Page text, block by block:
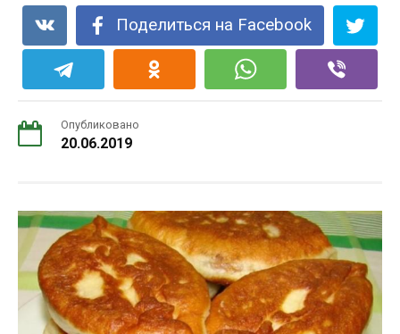
Поделиться на Facebook
Опубликовано
20.06.2019